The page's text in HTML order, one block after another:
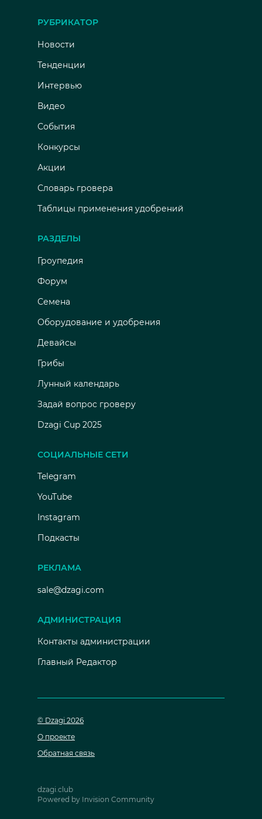
РУБРИКАТОР
Новости
Тенденции
Интервью
Видео
События
Конкурсы
Акции
Словарь гровера
Таблицы применения удобрений
РАЗДЕЛЫ
Гроупедия
Форум
Семена
Оборудование и удобрения
Девайсы
Грибы
Лунный календарь
Задай вопрос гроверу
Dzagi Cup 2025
СОЦИАЛЬНЫЕ СЕТИ
Telegram
YouTube
Instagram
Подкасты
РЕКЛАМА
sale@dzagi.com
АДМИНИСТРАЦИЯ
Контакты администрации
Главный Редактор
© Dzagi 2026
О проекте
Обратная связь
dzagi.club
Powered by Invision Community